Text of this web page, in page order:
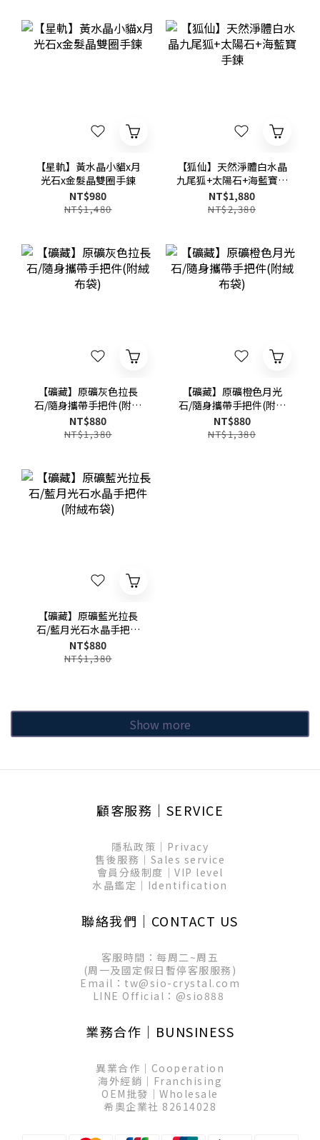
【星軌】黃水晶小貓x月
光石x金髮晶雙圈手鍊
NT$980
NT$1,480
【狐仙】天然淨體白水晶
九尾狐+太陽石+海藍寶手
鍊
NT$1,880
NT$2,380
【礦藏】原礦灰色拉長
石/隨身攜帶手把件(附絨
布袋)
NT$880
NT$1,380
【礦藏】原礦橙色月光
石/隨身攜帶手把件(附絨
布袋)
NT$880
NT$1,380
【礦藏】原礦藍光拉長
石/藍月光石水晶手把件
(附絨布袋)
NT$880
NT$1,380
Show more
顧客服務│SERVICE
隱私政策│Privacy
售後服務│Sales service
會員分級制度│VIP level
水晶鑑定│Identification
聯絡我們│CONTACT US
客服時間：每周二~周五
(周一及國定假日暫停客服服務)
Email：tw@sio-crystal.com
LINE Official： @sio888
業務合作│BUNSINESS
異業合作│Cooperation
海外經銷│Franchising
OEM批發│Wholesale
希奧企業社 82614028